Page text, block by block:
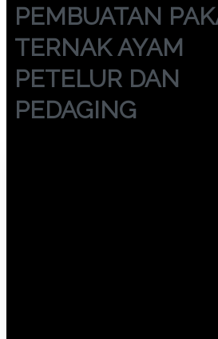
PEMBUATAN
TERNAK AYAM
PETELUR DAN
PEDAGING